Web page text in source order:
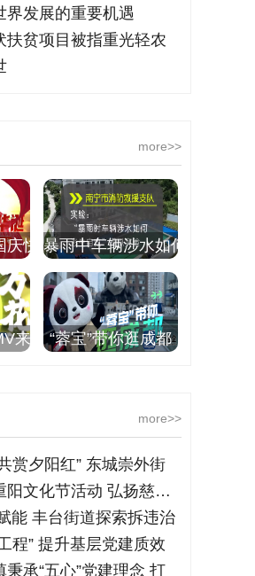
界发展的重要机遇
扶贫项目被指重光轻农
more>>
快 暴雨中车辆涉水如何
来 “蓉宝”带你逛成都
more>>
赏夕阳红” 东城崇外街
北京延庆举办重阳文化节活动 弘扬慈孝文
能 丰台街道探索拆违治
程” 提升基层党建质效
承“五心”党建理念 打